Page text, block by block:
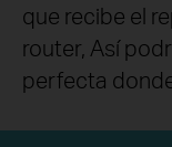
que recibe el
router, Así
perfecta